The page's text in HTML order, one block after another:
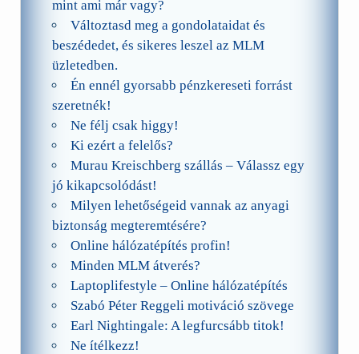
mint ami már vagy?
Változtasd meg a gondolataidat és
beszédedet, és sikeres leszel az MLM
üzletedben.
Én ennél gyorsabb pénzkereseti forrást
szeretnék!
Ne félj csak higgy!
Ki ezért a felelős?
Murau Kreischberg szállás – Válassz egy
jó kikapcsolódást!
Milyen lehetőségeid vannak az anyagi
biztonság megteremtésére?
Online hálózatépítés profin!
Minden MLM átverés?
Laptoplifestyle – Online hálózatépítés
Szabó Péter Reggeli motiváció szövege
Earl Nightingale: A legfurcsább titok!
Ne ítélkezz!